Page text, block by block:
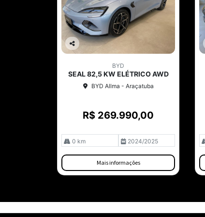
Co
lhe
BYD
SEAL 82,5 KW ELÉTRICO AWD
BYD Allma - Araçatuba
R$ 269.990,00
0 km 2024/2025
Mais informações